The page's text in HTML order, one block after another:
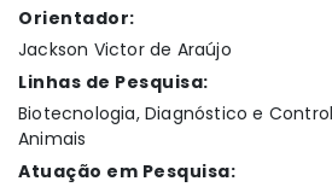
Orientador:
Jackson Victor de Araújo
Linhas de Pesquisa:
Biotecnologia, Diagnóstico e
Animais
Atuação em Pesquisa: